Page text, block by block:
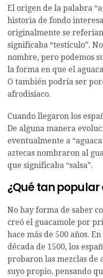
El origen de la palabra
historia de fondo
originalmente se
significaba “testículo”.
nombre, pero podemos
la forma en que el
O también podría ser
afrodisíaco.
Cuando llegaron los
De alguna manera
eventualmente a
aztecas nombraron al
que significaba “salsa”.
¿Qué tan popular
No hay forma de saber
creó el guacamole por
hace más de 500 años.
década de 1500, los
probaron las mezclas de
suyo propio, pensando